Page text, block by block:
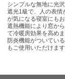
シンプルな無地に光
遮光1級で、人の表情
が気になる寝室にもお
遮熱機能により窓か
て冷暖房効果を高めま
防炎機能がついてい
もご使用いただけます